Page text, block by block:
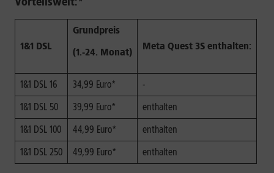
1&1 DSL
Grundpreis
(1.-24. Monat)
Meta Quest 3S enthalten:
1&1 DSL 16 34,99 Euro*
-
1&1 DSL 50
39,99 Euro*
enthalten
1&1 DSL 100
44,99 Euro*
enthalten
1&1 DSL 250
49,99 Euro* enthalten